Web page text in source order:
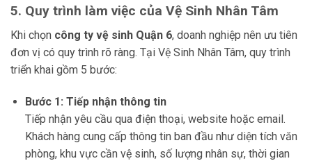
5. Quy trình làm việc của Vệ Sinh Nhân Tâm
Khi chọn công ty vệ sinh Quận 6, doanh nghiệp nên ưu tiên
đơn vị có quy trình rõ ràng. Tại Vệ Sinh Nhân Tâm, quy trình
triển khai gồm 5 bước:
Bước 1: Tiếp nhận thông tin
Tiếp nhận yêu cầu qua điện thoại, website hoặc email.
Khách hàng cung cấp thông tin ban đầu như diện tích văn
phòng, khu vực cần vệ sinh, số lượng nhân sự, thời gian